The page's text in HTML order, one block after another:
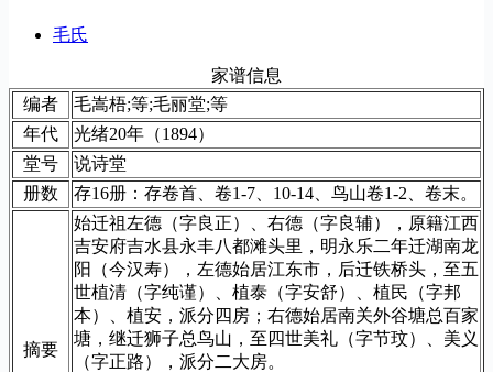
毛氏
家谱信息
编者
毛嵩梧;等;毛丽堂;等
年代
光绪20年（1894）
堂号
说诗堂
册数
存16册：存卷首、卷1-7、10-14、鸟山卷1-2、卷末。
摘要
始迁祖左德（字良正）、右德（字良辅），原籍江西
吉安府吉水县永丰八都滩头里，明永乐二年迁湖南龙
阳（今汉寿），左德始居江东市，后迁铁桥头，至五
世植清（字纯谨）、植泰（字安舒）、植民（字邦
本）、植安，派分四房；右德始居南关外谷塘总百家
塘，继迁狮子总鸟山，至四世美礼（字节玟）、美义
（字正路），派分二大房。